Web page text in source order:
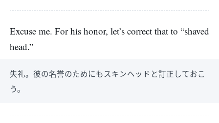
Excuse me. For his honor, let’s correct that to “shaved
head.”
失礼。彼の名誉のためにもスキンヘッドと訂正しておこ
う。